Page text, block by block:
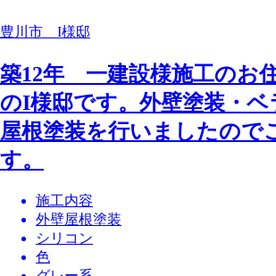
豊川市 I様邸
築12年 一建設様施工のお
のI様邸です。外壁塗装・ベ
屋根塗装を行いましたので
す。
施工内容
外壁屋根塗装
シリコン
色